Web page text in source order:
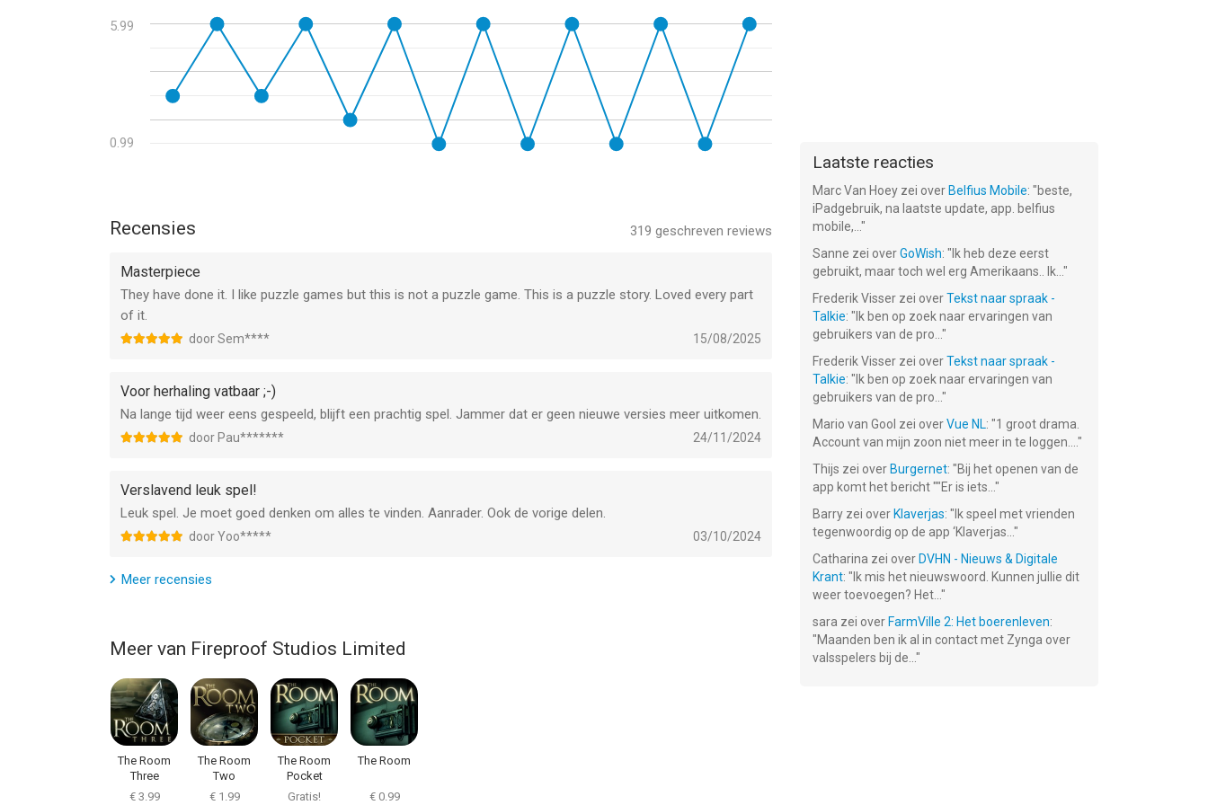
5.99
0.99
319 geschreven reviews
Recensies
Masterpiece
They have done it. I like puzzle games but this is not a puzzle game. This is a puzzle story. Loved every part
of it.
door Sem**** 15/08/2025
Voor herhaling vatbaar ;-)
Na lange tijd weer eens gespeeld, blijft een prachtig spel. Jammer dat er geen nieuwe versies meer uitkomen.
door Pau******* 24/11/2024
Verslavend leuk spel!
Leuk spel. Je moet goed denken om alles te vinden. Aanrader. Ook de vorige delen.
door Yoo***** 03/10/2024
Meer recensies
Meer van Fireproof Studios Limited
The Room
Three
€ 3.99
The Room
Two
€ 1.99
The Room
Pocket
Gratis!
The Room
€ 0.99
Laatste reacties
Marc Van Hoey zei over Belfius Mobile: "beste,
iPadgebruik, na laatste update, app. belfius
mobile,... "
Sanne zei overGoWish: " Ik heb deze eerst
gebruikt, maar toch wel erg Amerikaans.. Ik... "
Frederik Visser zei overTekst naar spraak -
Talkie: " Ik ben op zoek naar ervaringen van
gebruikers van de pro... "
Frederik Visser zei overTekst naar spraak -
Talkie: " Ik ben op zoek naar ervaringen van
gebruikers van de pro... "
Mario van Gool zei overVue NL: "1 groot drama.
Account van mijn zoon niet meer in te loggen.... "
Thijs zei over Burgernet: "Bij het openen van de
app komt het bericht ""Er is iets... "
Barry zei over Klaverjas: " Ik speel met vrienden
tegenwoordig op de app ‘Klaverjas... "
Catharina zei over DVHN - Nieuws & Digitale
Krant: " Ik mis het nieuwswoord. Kunnen jullie dit
weer toevoegen? Het... "
sara zei over FarmVille 2: Het boerenleven:
"Maanden ben ik al in contact met Zynga over
valsspelers bij de... "